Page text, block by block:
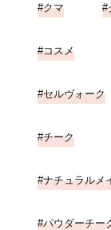
クマ
コスメ
セルヴォーク
チーク
ナチュラルメ
パウダーチー